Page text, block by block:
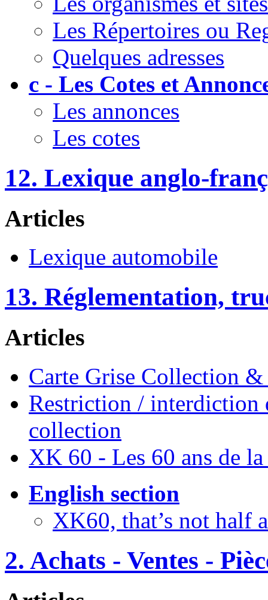
Les Répertoires ou
Quelques adresses
c - Les Cotes et
Les annonces
Les cotes
12. Lexique anglo-
Articles
Lexique automobile
13. Réglementation,
Articles
Carte Grise Collection
Restriction / interdiction
collection
XK 60 - Les 60 ans de
English section
XK60, that’s not half
2. Achats - Ventes -